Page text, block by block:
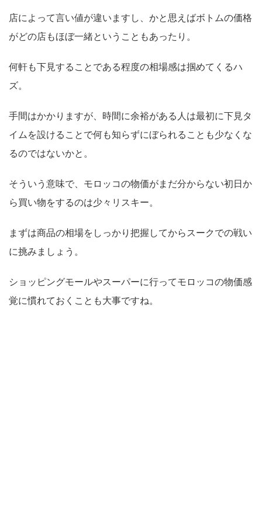
店によって言い値が違いますし、かと思えばボトムの価格
がどの店もほぼ一緒ということもあったり。
何軒も下見することである程度の相場感は掴めてくるハ
ズ。
手間はかかりますが、時間に余裕がある人は最初に下見タ
イムを設けることで何も知らずにぼられることも少なくな
るのではないかと。
そういう意味で、モロッコの物価がまだ分からない初日か
ら買い物をするのは少々リスキー。
まずは商品の相場をしっかり把握してからスークでの戦い
に挑みましょう。
ショッピングモールやスーパーに行ってモロッコの物価感
覚に慣れておくことも大事ですね。